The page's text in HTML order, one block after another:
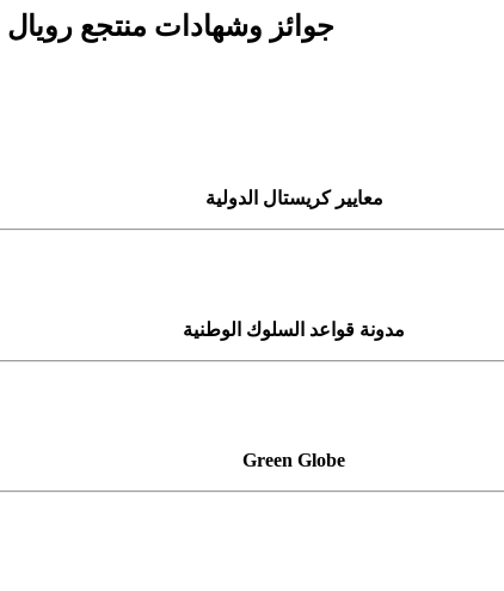
جوائز وشهادات منتجع رويال
معايير كريستال الدولية
مدونة قواعد السلوك الوطنية
Green Globe